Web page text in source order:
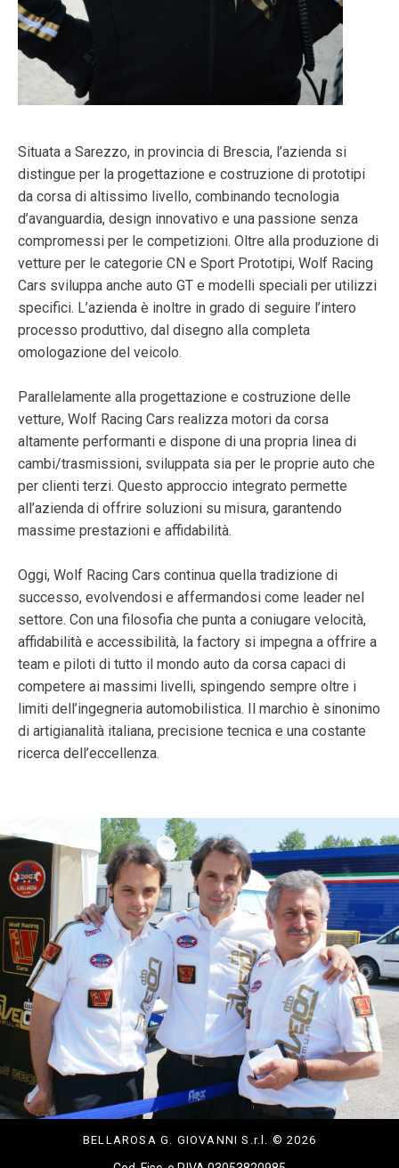
Situata a Sarezzo, in provincia di Brescia, l’azienda si
distingue per la progettazione e costruzione di prototipi
da corsa di altissimo livello, combinando tecnologia
d’avanguardia, design innovativo e una passione senza
compromessi per le competizioni. Oltre alla produzione di
vetture per le categorie CN e Sport Prototipi, Wolf Racing
Cars sviluppa anche auto GT e modelli speciali per utilizzi
specifici. L’azienda è inoltre in grado di seguire l’intero
processo produttivo, dal disegno alla completa
omologazione del veicolo.
Parallelamente alla progettazione e costruzione delle
vetture, Wolf Racing Cars realizza motori da corsa
altamente performanti e dispone di una propria linea di
cambi/trasmissioni, sviluppata sia per le proprie auto che
per clienti terzi. Questo approccio integrato permette
all’azienda di offrire soluzioni su misura, garantendo
massime prestazioni e affidabilità.
Oggi, Wolf Racing Cars continua quella tradizione di
successo, evolvendosi e affermandosi come leader nel
settore. Con una filosofia che punta a coniugare velocità,
affidabilità e accessibilità, la factory si impegna a offrire a
team e piloti di tutto il mondo auto da corsa capaci di
competere ai massimi livelli, spingendo sempre oltre i
limiti dell’ingegneria automobilistica. Il marchio è sinonimo
di artigianalità italiana, precisione tecnica e una costante
ricerca dell’eccellenza.
BELLAROSA G. GIOVANNI S.r.l. © 2026